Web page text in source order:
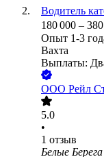
Водитель
180 000 –
Опыт 1-3
Вахта
Выплаты:
ООО Рейл
5.0
•
1 отзыв
Белые Берега